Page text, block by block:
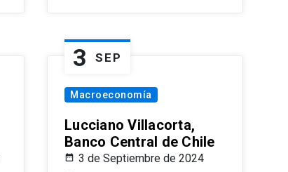
3 SEP
Macroeconomía
Lucciano Villacorta,
Banco Central de Chile
3 de Septiembre de 2024